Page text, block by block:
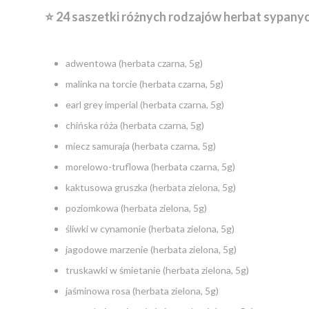
⭐️ 24 saszetki różnych rodzajów herbat
adwentowa (herbata czarna, 5g)
malinka na torcie (herbata czarna, 5g)
earl grey imperial (herbata czarna, 5g)
chińska róża (herbata czarna, 5g)
miecz samuraja (herbata czarna, 5g)
morelowo-truflowa (herbata czarna, 5g)
kaktusowa gruszka (herbata zielona, 5g)
poziomkowa (herbata zielona, 5g)
śliwki w cynamonie (herbata zielona, 5g)
jagodowe marzenie (herbata zielona, 5g)
truskawki w śmietanie (herbata zielona, 5g)
jaśminowa rosa (herbata zielona, 5g)